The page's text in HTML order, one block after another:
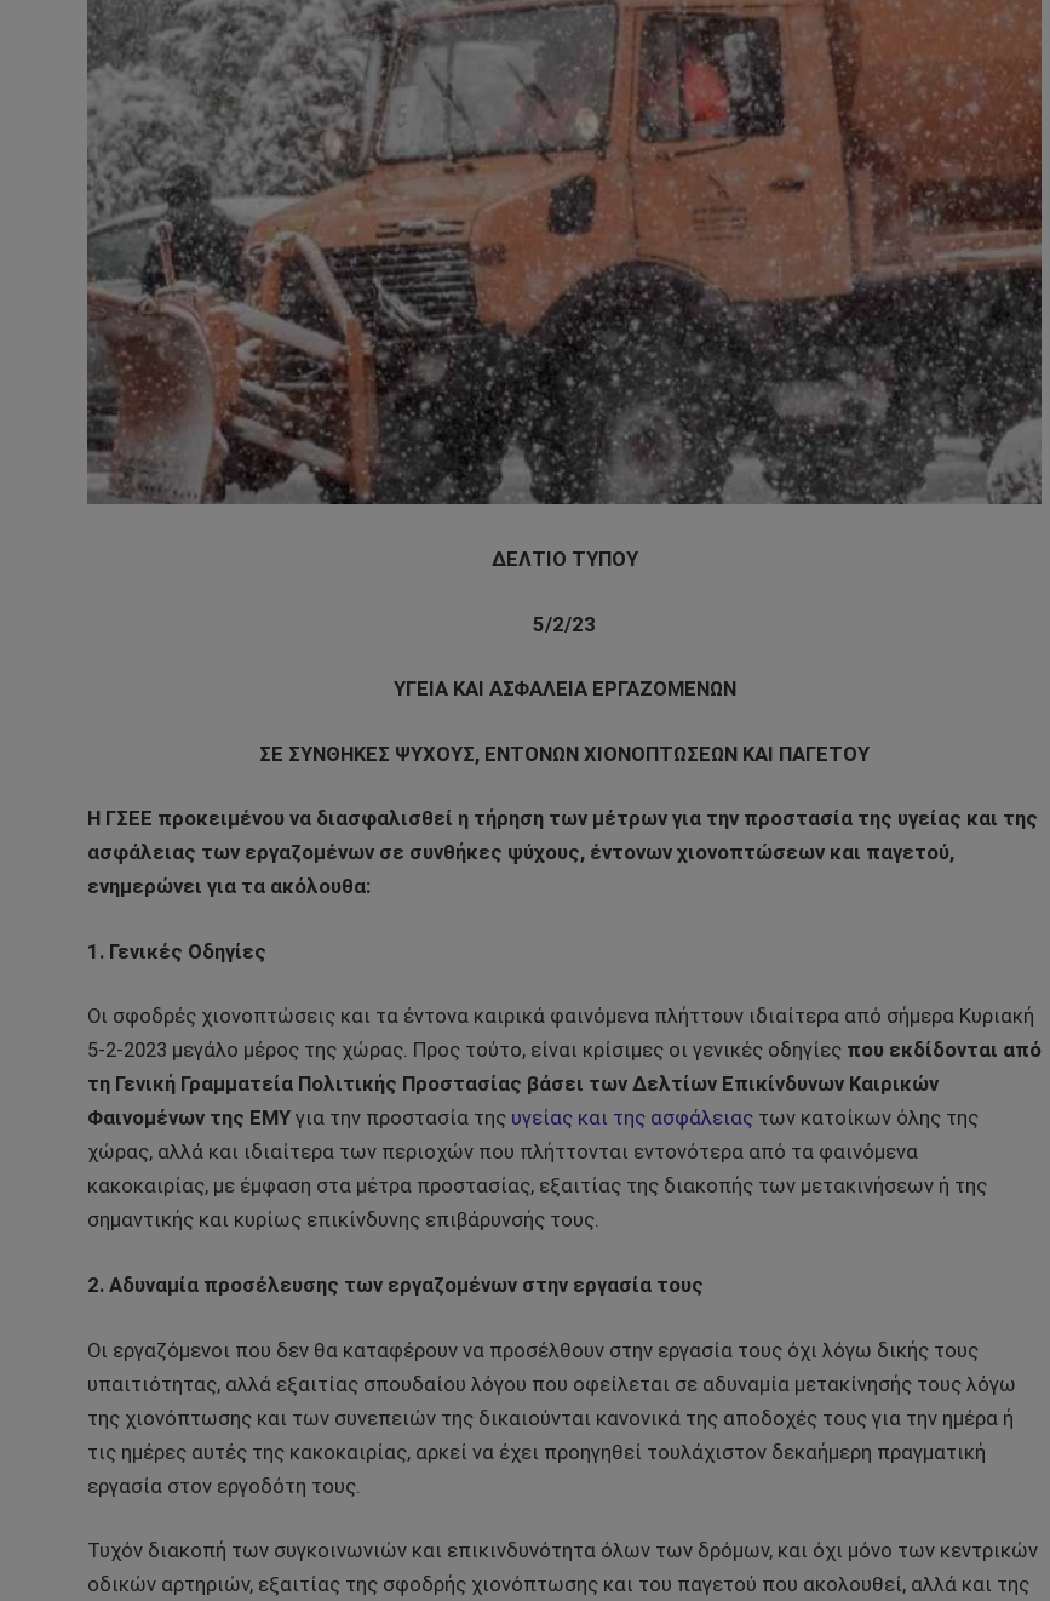
ΔΕΛΤΙΟ ΤΥΠΟΥ
5/2/23
ΥΓΕΙΑ ΚΑΙ ΑΣΦΑΛΕΙΑ ΕΡΓΑΖΟΜΕΝΩΝ
ΣΕ ΣΥΝΘΗΚΕΣ ΨΥΧΟΥΣ, ΕΝΤΟΝΩΝ ΧΙΟΝΟΠΤΩΣΕΩΝ ΚΑΙ ΠΑΓΕΤΟΥ
Η ΓΣΕΕ προκειμένου να διασφαλισθεί η τήρηση των μέτρων για την προστασία της υγείας και της
ασφάλειας των εργαζομένων σε συνθήκες ψύχους, έντονων χιονοπτώσεων και παγετού,
ενημερώνει για τα ακόλουθα:
1. Γενικές Οδηγίες
Οι σφοδρές χιονοπτώσεις και τα έντονα καιρικά φαινόμενα πλήττουν ιδιαίτερα από σήμερα Κυριακή
5-2-2023 μεγάλο μέρος της χώρας. Προς τούτο, είναι κρίσιμες οι γενικές οδηγίες που εκδίδονται από
τη Γενική Γραμματεία Πολιτικής Προστασίας βάσει των Δελτίων Επικίνδυνων Καιρικών
Φαινομένων της ΕΜΥ για την προστασία της υγείας και της ασφάλειας των κατοίκων όλης της
χώρας, αλλά και ιδιαίτερα των περιοχών που πλήττονται εντονότερα από τα φαινόμενα
κακοκαιρίας, με έμφαση στα μέτρα προστασίας, εξαιτίας της διακοπής των μετακινήσεων ή της
σημαντικής και κυρίως επικίνδυνης επιβάρυνσής τους.
2. Αδυναμία προσέλευσης των εργαζομένων στην εργασία τους
Οι εργαζόμενοι που δεν θα καταφέρουν να προσέλθουν στην εργασία τους όχι λόγω δικής τους
υπαιτιότητας, αλλά εξαιτίας σπουδαίου λόγου που οφείλεται σε αδυναμία μετακίνησής τους λόγω
της χιονόπτωσης και των συνεπειών της δικαιούνται κανονικά της αποδοχές τους για την ημέρα ή
τις ημέρες αυτές της κακοκαιρίας, αρκεί να έχει προηγηθεί τουλάχιστον δεκαήμερη πραγματική
εργασία στον εργοδότη τους.
Τυχόν διακοπή των συγκοινωνιών και επικινδυνότητα όλων των δρόμων, και όχι μόνο των κεντρικών
οδικών αρτηριών, εξαιτίας της σφοδρής χιονόπτωσης και του παγετού που ακολουθεί, αλλά και της